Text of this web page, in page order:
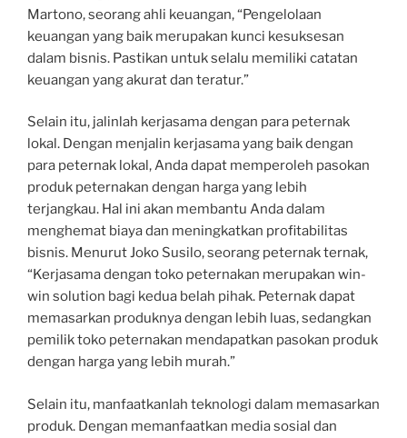
Martono, seorang ahli keuangan, “Pengelolaan
keuangan yang baik merupakan kunci kesuksesan
dalam bisnis. Pastikan untuk selalu memiliki catatan
keuangan yang akurat dan teratur.”
Selain itu, jalinlah kerjasama dengan para peternak
lokal. Dengan menjalin kerjasama yang baik dengan
para peternak lokal, Anda dapat memperoleh pasokan
produk peternakan dengan harga yang lebih
terjangkau. Hal ini akan membantu Anda dalam
menghemat biaya dan meningkatkan profitabilitas
bisnis. Menurut Joko Susilo, seorang peternak ternak,
“Kerjasama dengan toko peternakan merupakan win-
win solution bagi kedua belah pihak. Peternak dapat
memasarkan produknya dengan lebih luas, sedangkan
pemilik toko peternakan mendapatkan pasokan produk
dengan harga yang lebih murah.”
Selain itu, manfaatkanlah teknologi dalam memasarkan
produk. Dengan memanfaatkan media sosial dan